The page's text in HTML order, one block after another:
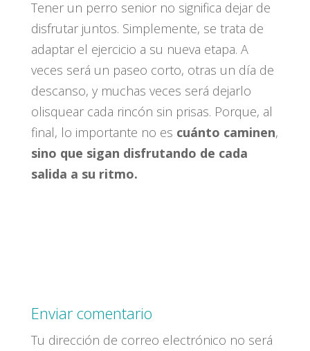
Tener un perro senior no significa dejar de
disfrutar juntos. Simplemente, se trata de
adaptar el ejercicio a su nueva etapa. A
veces será un paseo corto, otras un día de
descanso, y muchas veces será dejarlo
olisquear cada rincón sin prisas. Porque, al
final, lo importante no es cuánto caminen,
sino que sigan disfrutando de cada
salida a su ritmo.
Enviar comentario
Tu dirección de correo electrónico no será